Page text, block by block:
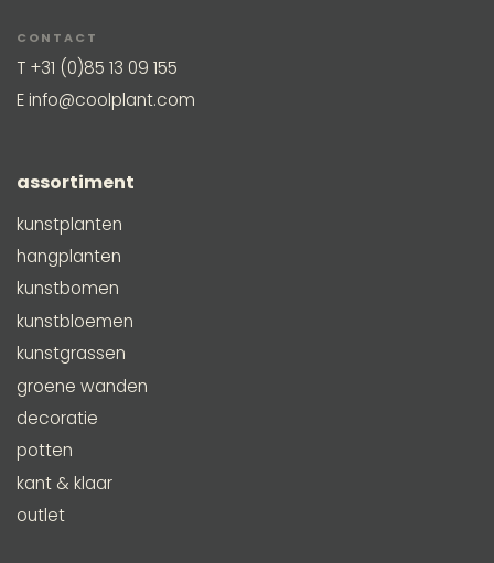
CONTACT
T +31 (0)85 13 09 155
Einfo@coolplant.com
assortiment
kunstplanten
hangplanten
kunstbomen
kunstbloemen
kunstgrassen
groene wanden
decoratie
potten
kant & klaar
outlet